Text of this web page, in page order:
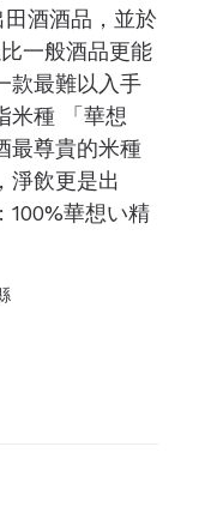
酒酒品，並於
一般酒品更能
款最難以入手
米種 「華想
最尊貴的米種
淨飲更是出
100%華想い精